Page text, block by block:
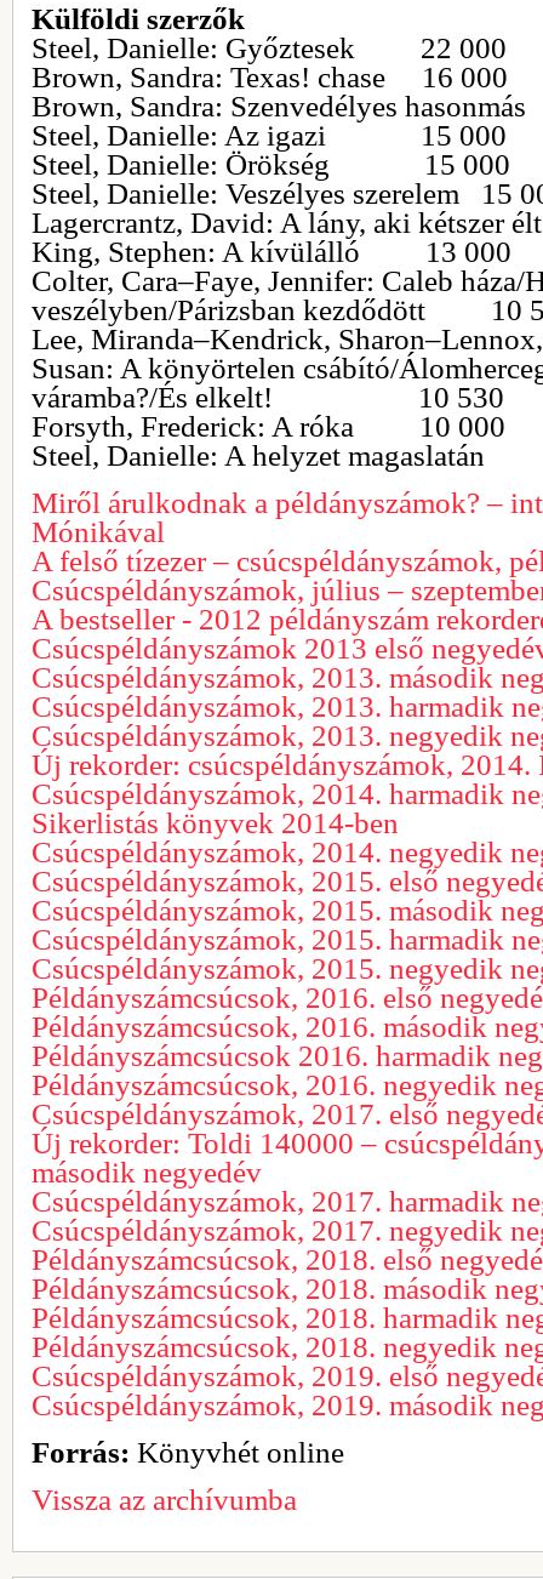
Külföldi szerzők
Steel, Danielle: Győztesek 22 000
Brown, Sandra: Texas! chase 16 000
Brown, Sandra: Szenvedélyes
Steel, Danielle: Az igazi 15 000
Steel, Danielle: Örökség 15 000
Steel, Danielle: Veszélyes szerelem 15
Lagercrantz, David: A lány, aki kétszer
King, Stephen: A kívülálló 13 000
Colter, Cara–Faye, Jennifer: Caleb háza/
veszélyben/Párizsban kezdődött 10
Lee, Miranda–Kendrick,
Susan: A könyörtelen csábító/
váramba?/És elkelt! 10 530
Forsyth, Frederick: A róka 10 000
Steel, Danielle: A helyzet
Miről árulkodnak a példányszámok? –
Mónikával
A felső tízezer – csúcspéldányszámok,
Csúcspéldányszámok, július –
A bestseller - 2012 példányszám
Csúcspéldányszámok 2013 első
Csúcspéldányszámok, 2013. második
Csúcspéldányszámok, 2013. harmadik
Csúcspéldányszámok, 2013. negyedik
Új rekorder: csúcspéldányszámok, 2014.
Csúcspéldányszámok, 2014. harmadik
Sikerlistás könyvek 2014-ben
Csúcspéldányszámok, 2014. negyedik
Csúcspéldányszámok, 2015. első
Csúcspéldányszámok, 2015. második
Csúcspéldányszámok, 2015. harmadik
Csúcspéldányszámok, 2015. negyedik
Példányszámcsúcsok, 2016. első
Példányszámcsúcsok, 2016. második
Példányszámcsúcsok 2016. harmadik
Példányszámcsúcsok, 2016. negyedik
Csúcspéldányszámok, 2017. első
Új rekorder: Toldi 140000 –
második negyedév
Csúcspéldányszámok, 2017. harmadik
Csúcspéldányszámok, 2017. negyedik
Példányszámcsúcsok, 2018. első
Példányszámcsúcsok, 2018. második
Példányszámcsúcsok, 2018. harmadik
Példányszámcsúcsok, 2018. negyedik
Csúcspéldányszámok, 2019. első
Csúcspéldányszámok, 2019. második
Forrás: Könyvhét online
Vissza az archívumba